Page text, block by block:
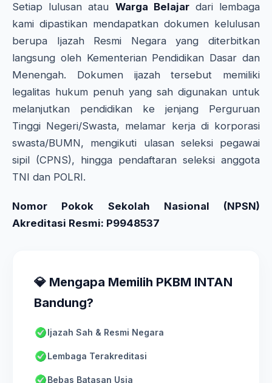
Setiap lulusan atau Warga Belajardari lembaga
kami dipastikan mendapatkan dokumen kelulusan
berupa Ijazah Resmi Negara yang diterbitkan
langsung oleh Kementerian Pendidikan Dasar dan
Menengah. Dokumen ijazah tersebut memiliki
legalitas hukum penuh yang sah digunakan untuk
melanjutkan pendidikan ke jenjang Perguruan
Tinggi Negeri/Swasta, melamar kerja di korporasi
swasta/BUMN, mengikuti ulasan seleksi pegawai
sipil (CPNS), hingga pendaftaran seleksi anggota
TNI dan POLRI.
Nomor Pokok Sekolah Nasional (NPSN)
Akreditasi Resmi: P9948537
💎 Mengapa Memilih PKBM INTAN
Bandung?
Ijazah Sah & Resmi Negara
Lembaga Terakreditasi
Bebas Batasan Usia